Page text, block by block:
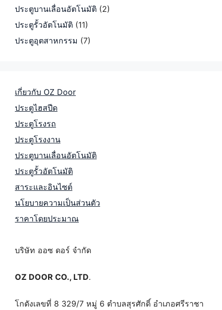
ประตูบานเลื่อนอัตโนมัติ (2)
ประตูรั้วอัตโนมัติ (11)
ประตูอุตสาหกรรม (7)
เกี่ยวกับ OZ Door
ประตูไฮสปีด
ประตูโรงรถ
ประตูโรงงาน
ประตูบานเลื่อนอัตโนมัติ
ประตูรั้วอัตโนมัติ
สาระและอินไซต์
นโยบายความเป็นส่วนตัว
ราคาโดยประมาณ
บริษัท ออซ ดอร์ จำกัด
OZ DOOR CO., LTD.
โกดังเลขที่ 8 329/7 หมู่ 6 ตำบลสุรศักดิ์ อำเภอศรีราชา